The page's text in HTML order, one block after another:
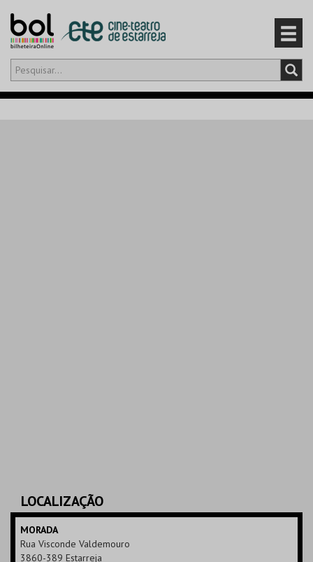
Olá,iniciar sessão
LOCALIZAÇÃO
MORADA
Rua Visconde Valdemouro
3860-389 Estarreja